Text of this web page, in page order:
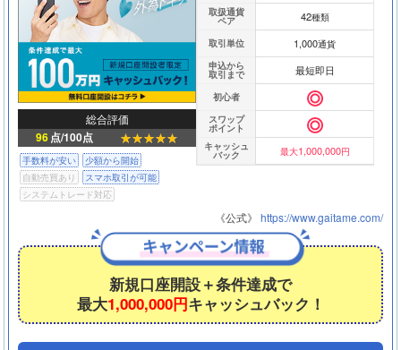
総合評価
96点/100点
手数料が安い
少額から開始
自動売買あり
スマホ取引が可能
システムトレード対応
取扱通貨
ペア 42種類
取引単位 1,000通貨
申込から
取引まで 最短即日
初心者
スワップ
ポイント
キャッシュ
バック 最大1,000,000円
《公式》 https://www.gaitame.com/
新規口座開設＋条件達成で
最大1,000,000円キャッシュバック！